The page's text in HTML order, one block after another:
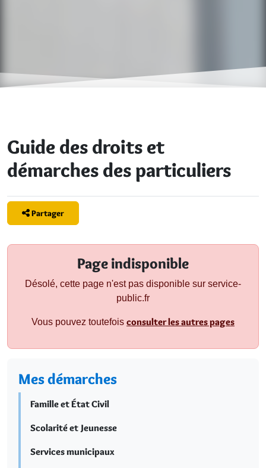
Guide des droits et
démarches des particuliers
Partager
Page indisponible
Désolé, cette page n'est pas disponible sur service-
public.fr
Vous pouvez toutefois consulter les autres pages
Mes démarches
Famille et État Civil
Scolarité et Jeunesse
Services municipaux